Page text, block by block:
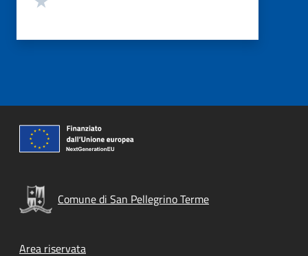
Comune di San Pellegrino Terme
Area riservata